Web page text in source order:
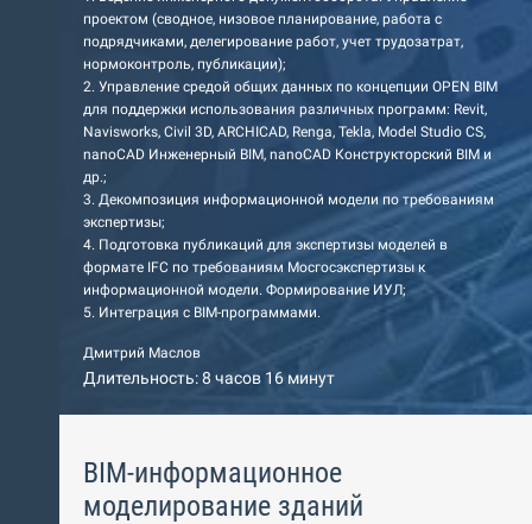
проектом (сводное, низовое планирование, работа с
подрядчиками, делегирование работ, учет трудозатрат,
нормоконтроль, публикации);
2. Управление средой общих данных по концепции OPEN BIM
для поддержки использования различных программ: Revit,
Navisworks, Civil 3D, ARCHICAD, Renga, Tekla, Model Studio CS,
nanoCAD Инженерный BIM, nanoCAD Конструкторский BIM и
др.;
3. Декомпозиция информационной модели по требованиям
экспертизы;
4. Подготовка публикаций для экспертизы моделей в
формате IFC по требованиям Мосгосэкспертизы к
информационной модели. Формирование ИУЛ;
5. Интеграция с BIM-программами.
Дмитрий Маслов
Длительность: 8 часов 16 минут
BIM-информационное
моделирование зданий